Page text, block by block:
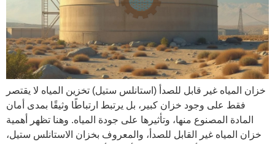
خزان المياه غير قابل للصدأ (استانلس ستيل) تخزين المياه لا يقتصر
فقط على وجود خزان كبير، بل يرتبط ارتباطًا وثيقًا بمدى أمان
المادة المصنوع منها، وتأثيرها على جودة المياه. وهنا تظهر أهمية
خزان المياه غير القابل للصدأ، والمعروف بخزان الاستانلس ستيل،